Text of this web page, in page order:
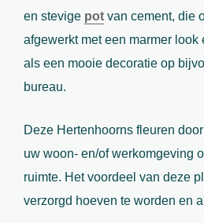
en stevige pot van cement, die
afgewerkt met een marmer look
als een mooie decoratie op
bureau.
Deze Hertenhoorns fleuren
uw woon- en/of werkomgeving
ruimte. Het voordeel van deze
verzorgd hoeven te worden en